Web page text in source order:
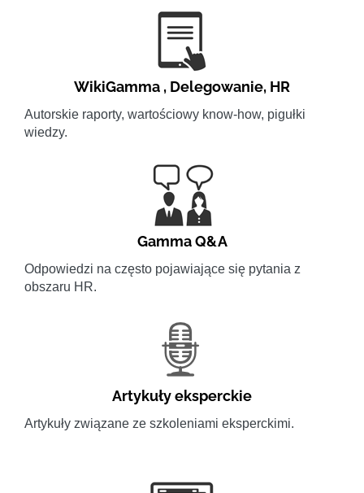
WikiGamma , Delegowanie, HR
Autorskie raporty, wartościowy know-how, pigułki
wiedzy.
Gamma Q&A
Odpowiedzi na często pojawiające się pytania z
obszaru HR.
Artykuły eksperckie
Artykuły związane ze szkoleniami eksperckimi.